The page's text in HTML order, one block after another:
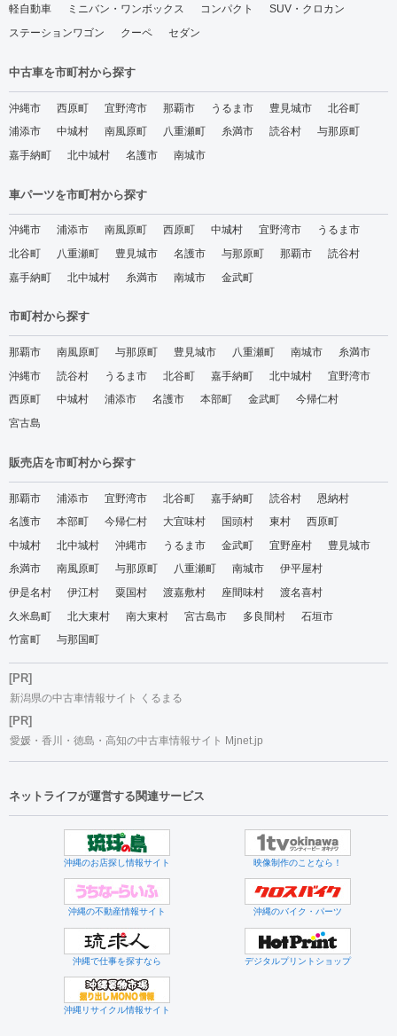
軽自動車 ミニバン・ワンボックス コンパクト
SUV・クロカン
ステーションワゴン
クーペ セダン
中古車を市町村から探す
沖縄市 西原町 宜野湾市 那覇市 うるま市 豊見城市
北谷町
浦添市
中城村 南風原町 八重瀬町 糸満市 読谷村
与那原町
嘉手納町
北中城村 名護市 南城市
車パーツを市町村から探す
沖縄市 浦添市 南風原町 西原町 中城村 宜野湾市
うるま市
北谷町
八重瀬町 豊見城市 名護市 与那原町 那覇市
読谷村
嘉手納町
北中城村 糸満市 南城市 金武町
市町村から探す
那覇市 南風原町 与那原町 豊見城市 八重瀬町 南城市
糸満市
沖縄市
読谷村 うるま市 北谷町 嘉手納町 北中城村
宜野湾市
西原町
中城村 浦添市 名護市 本部町 金武町
今帰仁村
宮古島
販売店を市町村から探す
那覇市 浦添市 宜野湾市 北谷町 嘉手納町 読谷村
恩納村
名護市
本部町 今帰仁村 大宜味村 国頭村 東村
西原町
中城村
北中城村 沖縄市 うるま市 金武町 宜野座村
豊見城市
糸満市
南風原町 与那原町 八重瀬町 南城市
伊平屋村
伊是名村
伊江村 粟国村 渡嘉敷村 座間味村
渡名喜村
久米島町
北大東村 南大東村 宮古島市 多良間村
石垣市
竹富町
与那国町
[PR]
新潟県の中古車情報サイト くるまる
[PR]
愛媛・香川・徳島・高知の中古車情報サイト Mjnet.jp
ネットライフが運営する関連サービス
沖縄のお店探し情報サイト 映像制作のことなら！
沖縄の不動産情報サイト 沖縄のバイク・パーツ
沖縄で仕事を探すなら デジタルプリントショップ
沖縄リサイクル情報サイト